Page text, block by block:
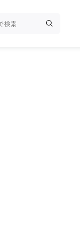
話題